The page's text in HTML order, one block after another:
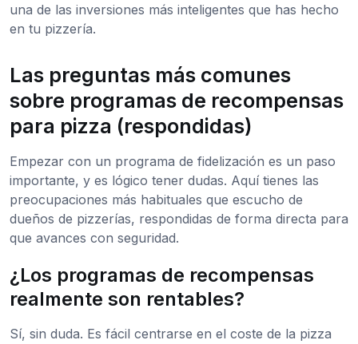
una de las inversiones más inteligentes que has hecho
en tu pizzería.
Las preguntas más comunes
sobre programas de recompensas
para pizza (respondidas)
Empezar con un programa de fidelización es un paso
importante, y es lógico tener dudas. Aquí tienes las
preocupaciones más habituales que escucho de
dueños de pizzerías, respondidas de forma directa para
que avances con seguridad.
¿Los programas de recompensas
realmente son rentables?
Sí, sin duda. Es fácil centrarse en el coste de la pizza